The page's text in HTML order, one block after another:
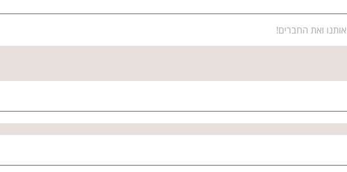
ואת החברים!